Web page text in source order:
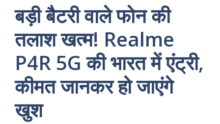
बड़ी बैटरी वाले फोन की
तलाश खत्म! Realme
P4R 5G की भारत में एंट्री,
कीमत जानकर हो जाएंगे
खुश